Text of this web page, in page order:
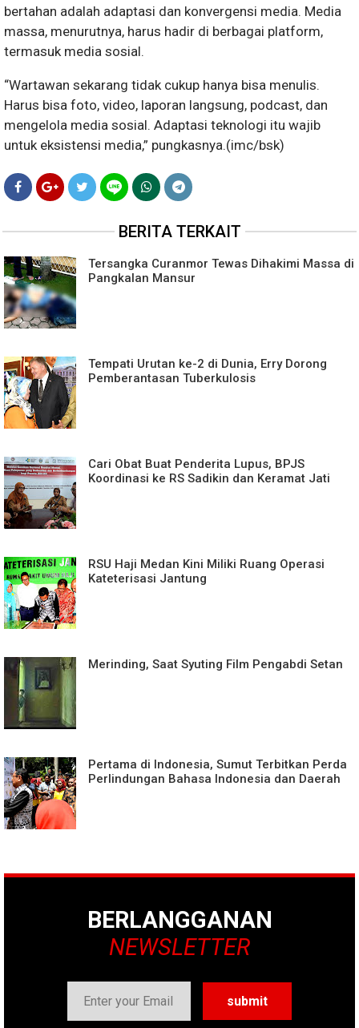
bertahan adalah adaptasi dan konvergensi media. Media
massa, menurutnya, harus hadir di berbagai platform,
termasuk media sosial.
“Wartawan sekarang tidak cukup hanya bisa menulis.
Harus bisa foto, video, laporan langsung, podcast, dan
mengelola media sosial. Adaptasi teknologi itu wajib
untuk eksistensi media,” pungkasnya.(imc/bsk)
BERITA TERKAIT
Tersangka Curanmor Tewas Dihakimi Massa di
Pangkalan Mansur
Tempati Urutan ke-2 di Dunia, Erry Dorong
Pemberantasan Tuberkulosis
Cari Obat Buat Penderita Lupus, BPJS
Koordinasi ke RS Sadikin dan Keramat Jati
RSU Haji Medan Kini Miliki Ruang Operasi
Kateterisasi Jantung
Merinding, Saat Syuting Film Pengabdi Setan
Pertama di Indonesia, Sumut Terbitkan Perda
Perlindungan Bahasa Indonesia dan Daerah
BERLANGGANAN
NEWSLETTER